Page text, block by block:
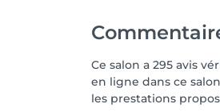
Ce salon a 295 avis
en ligne dans ce
les prestations